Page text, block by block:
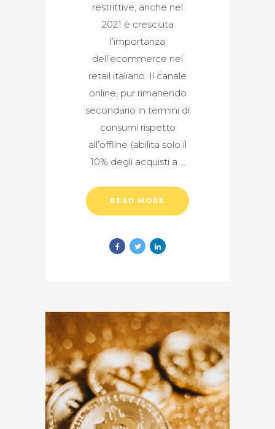
restrittive, anche nel
2021 è cresciuta
l’importanza
dell’ecommerce nel
retail italiano. Il canale
online, pur rimanendo
secondario in termini di
consumi rispetto
all’offline (abilita solo il
10% degli acquisti a
READ MORE